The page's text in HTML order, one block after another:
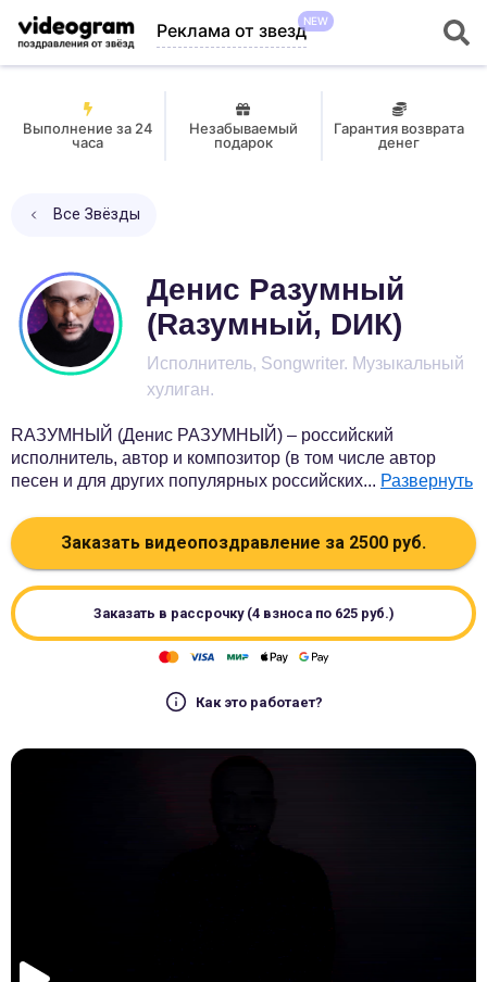
Реклама от звездNEW
Выполнение за 24
часа
Незабываемый
подарок
Гарантия возврата
денег
Все Звёзды
Денис Разумный
(Rазумный, DИК)
Исполнитель, Songwriter. Музыкальный
хулиган.
RАЗУМНЫЙ (Денис РАЗУМНЫЙ) – российский
исполнитель, автор и композитор (в том числе автор
песен и для других популярных российских... Развернуть
Заказать видеопоздравление за 2500 руб.
Заказать в рассрочку (4 взноса по 625руб.)
Как это работает?